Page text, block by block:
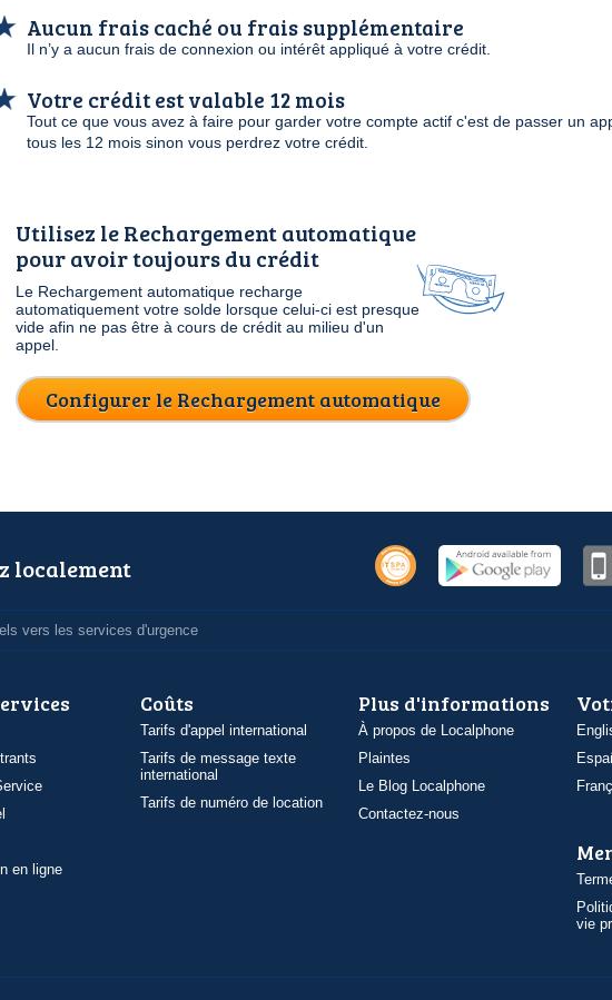
Aucun frais caché ou frais supplémentaire
Il n’y a aucun frais de connexion ou intérêt appliqué à votre crédit.
Votre crédit est valable 12 mois
Tout ce que vous avez à faire pour garder votre compte actif c'est de passer un
tous les 12 mois sinon vous perdrez votre crédit.
Utilisez le Rechargement automatique
pour avoir toujours du crédit
Le Rechargement automatique recharge
automatiquement votre solde lorsque celui-ci est presque
vide afin ne pas être à cours de crédit au milieu d'un
appel.
Configurer le Rechargement automatique
localement
vers les services d'urgence
en ligne
Coûts
Tarifs d'appel international
Tarifs de message texte
international
Tarifs de numéro de location
Plus d'informations
À propos de Localphone
Plaintes
Le Blog Localphone
Contactez-nous
vie